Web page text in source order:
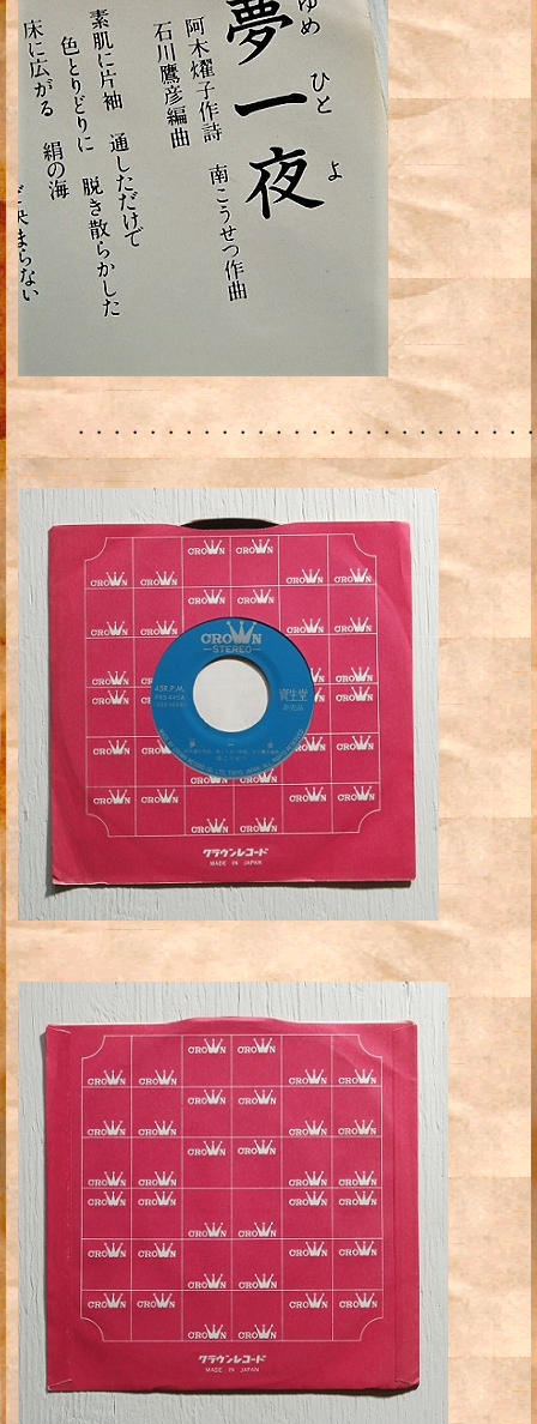
・・・・・・・・・・・・・・・・・・・・・・・・・